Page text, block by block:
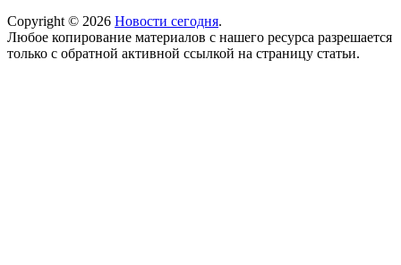
Copyright © 2026 Новости сегодня.
Любое копирование материалов с нашего ресурса разрешается
только с обратной активной ссылкой на страницу статьи.